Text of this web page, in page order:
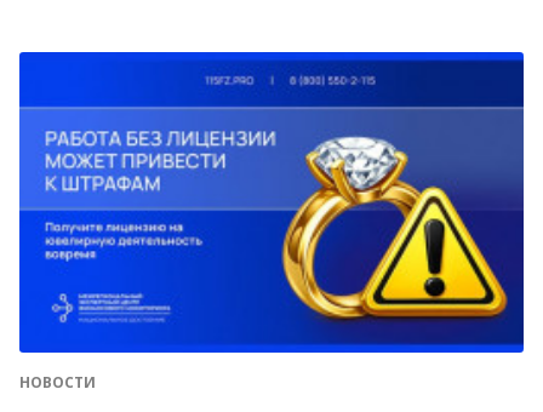
НОВОСТИ